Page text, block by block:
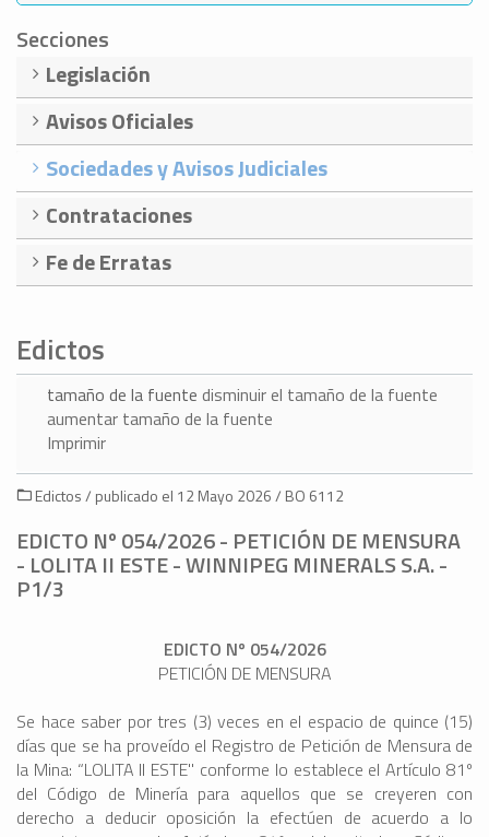
Secciones
Legislación
Avisos Oficiales
Sociedades y Avisos Judiciales
Contrataciones
Fe de Erratas
Edictos
tamaño de la fuente disminuir el tamaño de la fuente
aumentar tamaño de la fuente
Imprimir
Edictos / publicado el 12 Mayo 2026 / BO 6112
EDICTO Nº 054/2026 - PETICIÓN DE MENSURA
- LOLITA II ESTE - WINNIPEG MINERALS S.A. -
P1/3
EDICTO Nº 054/2026
PETICIÓN DE MENSURA
Se hace saber por tres (3) veces en el espacio de quince (15)
días que se ha proveído el Registro de Petición de Mensura de
la Mina: “LOLITA II ESTE" conforme lo establece el Artículo 81º
del Código de Minería para aquellos que se creyeren con
derecho a deducir oposición la efectúen de acuerdo a lo